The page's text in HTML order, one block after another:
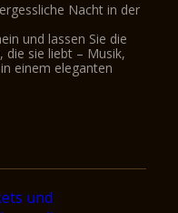
Nacht in der
und lassen Sie die
die sie liebt – Musik,
einem eleganten